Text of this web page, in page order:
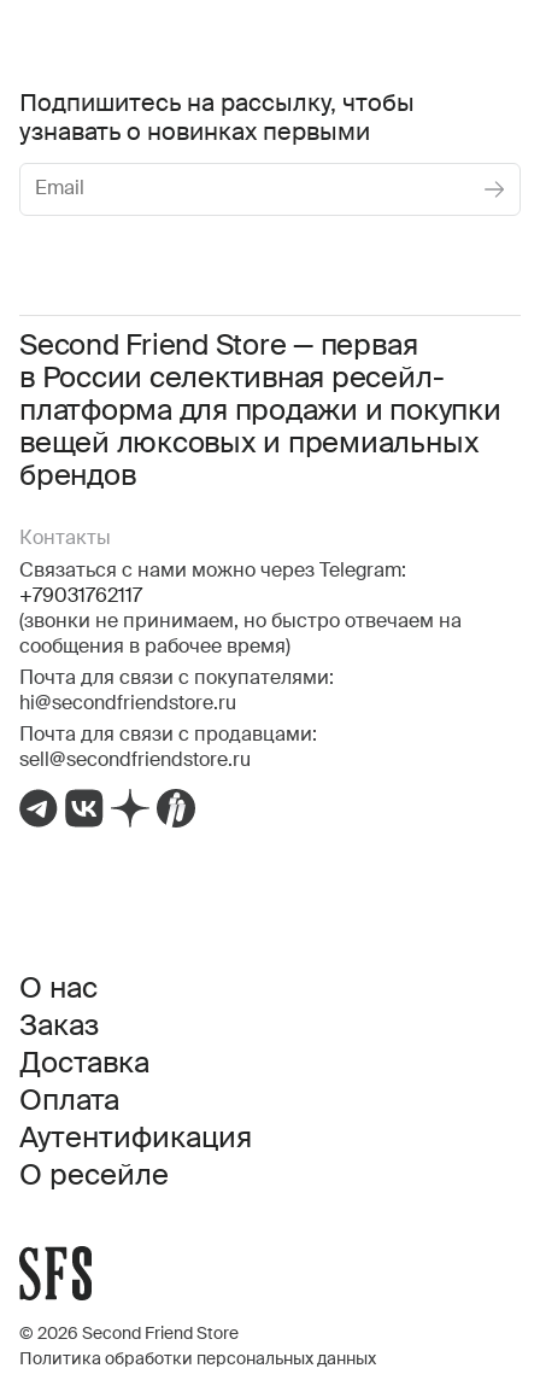
Second Friend Store — первая
в России селективная ресейл-
платформа для продажи и покупки
вещей люксовых и премиальных
брендов
Контакты
Связаться с нами можно через Telegram:
+79031762117
(звонки не принимаем, но быстро отвечаем на
сообщения в рабочее время)
Почта для связи с покупателями:
hi@secondfriendstore.ru
Почта для связи с продавцами:
sell@secondfriendstore.ru
Подпишитесь на рассылку, чтобы
узнавать о новинках первыми
Соглашаюсь с условиями Пользовательского соглашения
Даю согласие на получение рекламной информации.
О нас
Заказ
Доставка
Оплата
Аутентификация
О ресейле
© 2026 Second Friend Store
Политика обработки персональных данных